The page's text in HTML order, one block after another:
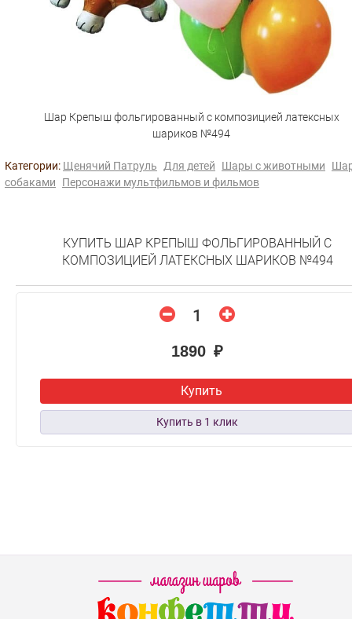
Шар Крепыш фольгированный с композицией латексных
шариков №494
Категории: Щенячий Патруль Для детей Шары с животными
собаками
Персонажи мультфильмов и фильмов
КУПИТЬ ШАР КРЕПЫШ ФОЛЬГИРОВАННЫЙ С
КОМПОЗИЦИЕЙ ЛАТЕКСНЫХ ШАРИКОВ №494
1890 ₽
Купить